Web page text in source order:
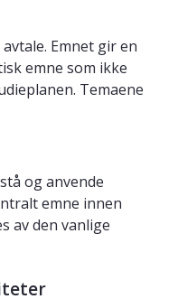
Emnet gir en
emne som ikke
Temaene
og anvende
emne innen
av den vanlige